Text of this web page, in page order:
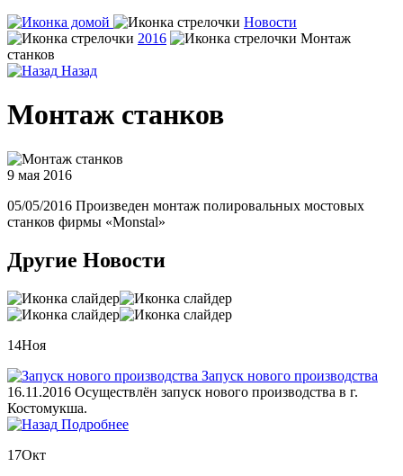
Новости
2016
Монтаж
станков
Назад
Монтаж станков
9 мая 2016
05/05/2016 Произведен монтаж полировальных мостовых
станков фирмы «Monstal»
Другие Новости
14Ноя
Запуск нового производства
16.11.2016 Осуществлён запуск нового производства в г.
Костомукша.
Подробнее
17Окт